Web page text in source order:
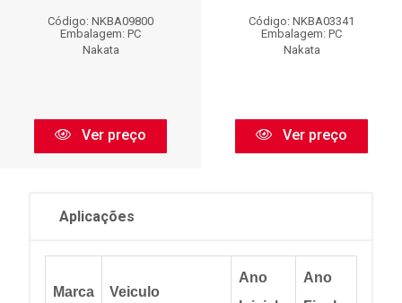
Código: NKBA09800
Embalagem: PC
Nakata
Ver preço
Código: NKBA03341
Embalagem: PC
Nakata
Ver preço
Aplicações
Marca Veiculo
Ano
Ano